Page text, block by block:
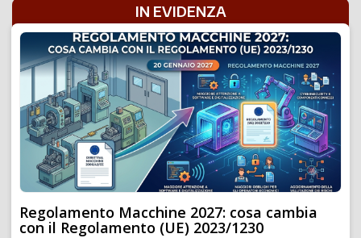
IN EVIDENZA
Regolamento Macchine 2027: cosa cambia
con il Regolamento (UE) 2023/1230